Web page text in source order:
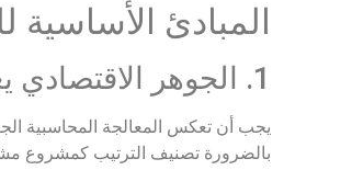
المبادئ الأساسية
1. الجوهر الاقتصادي يغلب الشكل القانوني
يجب أن تعكس المعالجة المحاسبية
بالضرورة تصنيف الترتيب كمشروع